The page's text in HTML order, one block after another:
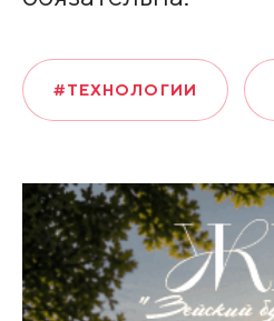
#ТЕХНОЛОГИИ